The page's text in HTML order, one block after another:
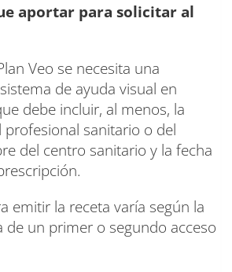
aportar para solicitar al
Veo se necesita una
de ayuda visual en
debe incluir, al menos, la
profesional sanitario o del
del centro sanitario y la fecha
emitir la receta varía según la
de un primer o segundo acceso